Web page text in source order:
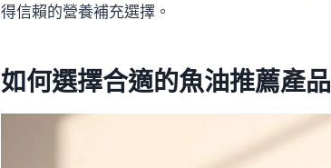
得信賴的營養補充選擇。
如何選擇合適的魚油推薦產品